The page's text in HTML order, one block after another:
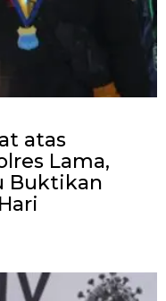
atas
Lama,
Buktikan